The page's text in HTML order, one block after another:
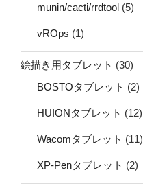
munin/cacti/rrdtool (5)
vROps (1)
絵描き用タブレット (30)
BOSTOタブレット (2)
HUIONタブレット (12)
Wacomタブレット (11)
XP-Penタブレット (2)